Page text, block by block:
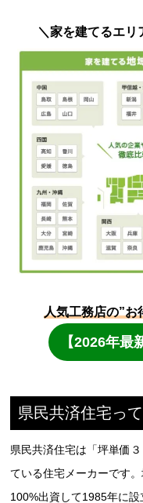
県民共済住宅っ
県民共済住宅は「坪単価
ている住宅メーカーです
100%出資して1985年に